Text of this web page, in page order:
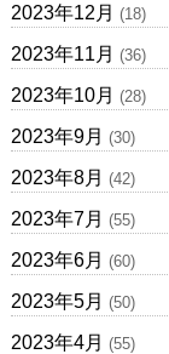
2023年12月 (18)
2023年11月 (36)
2023年10月 (28)
2023年9月 (30)
2023年8月 (42)
2023年7月 (55)
2023年6月 (60)
2023年5月 (50)
2023年4月 (55)